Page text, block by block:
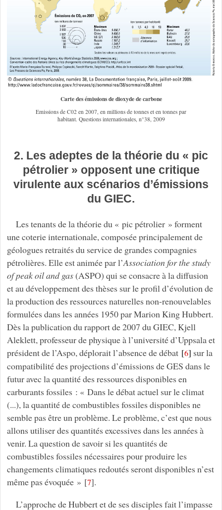
Carte des émissions de dioxyde de carbone
Emissions de C02 en 2007, en millions de tonnes et en tonnes par
habitant. Questions internationales, n°38, 2009
2. Les adeptes de la théorie du « pic
pétrolier » opposent une critique
virulente aux scénarios d’émissions
du GIEC.
Les tenants de la théorie du « pic pétrolier » forment
une coterie internationale, composée principalement de
géologues retraités du service de grandes compagnies
pétrolières. Elle est animée par l’Association for the study
of peak oil and gas(ASPO) qui se consacre à la diffusion
et au développement des thèses sur le profil d’évolution de
la production des ressources naturelles non-renouvelables
formulées dans les années 1950 par Marion King Hubbert.
Dès la publication du rapport de 2007 du GIEC, Kjell
Aleklett, professeur de physique à l’université d’Uppsala et
président de l’Aspo, déplorait l’absence de débat[6] sur la
compatibilité des projections d’émissions de GES dans le
futur avec la quantité des ressources disponibles en
carburants fossiles : « Dans le débat actuel sur le climat
(...), la quantité de combustibles fossiles disponibles ne
semble pas être un problème. Le problème, c’est que nous
allons utiliser des quantités excessives dans les années à
venir. La question de savoir si les quantités de
combustibles fossiles nécessaires pour produire les
changements climatiques redoutés seront disponibles n’est
même pas évoquée » [7].
L’approche de Hubbert et de ses disciples fait l’impasse